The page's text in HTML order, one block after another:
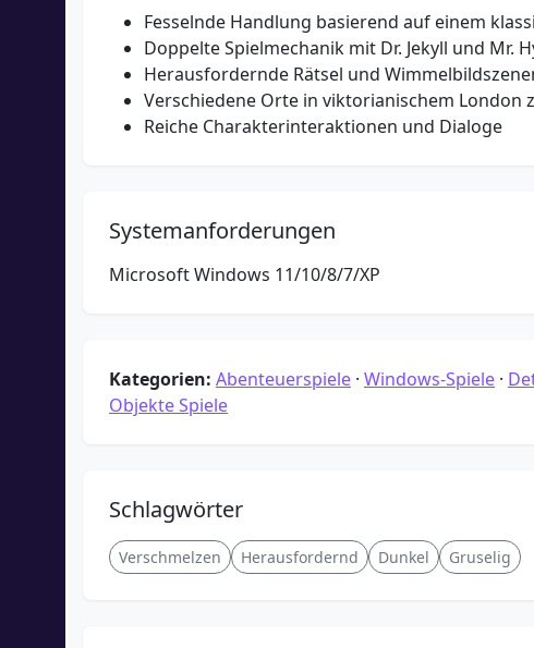
Fesselnde Handlung basierend auf einem
Doppelte Spielmechanik mit Dr. Jekyll und Mr.
Herausfordernde Rätsel und
Verschiedene Orte in viktorianischem London
Reiche Charakterinteraktionen und Dialoge
Systemanforderungen
Microsoft Windows 11/10/8/7/XP
Kategorien: Abenteuerspiele · Windows-Spiele ·
Objekte Spiele
Schlagwörter
Verschmelzen Herausfordernd Dunkel Gruselig